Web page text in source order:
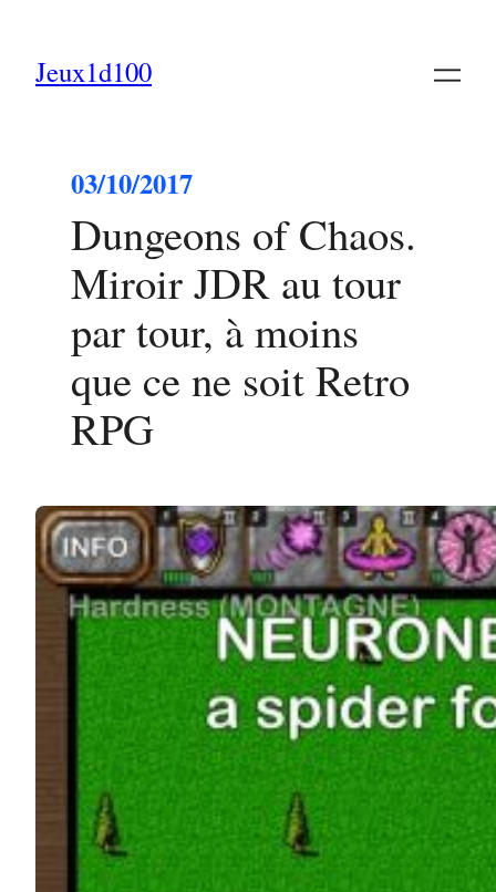
Jeux1d100
03/10/2017
Dungeons of Chaos.
Miroir JDR au tour
par tour, à moins
que ce ne soit Retro
RPG